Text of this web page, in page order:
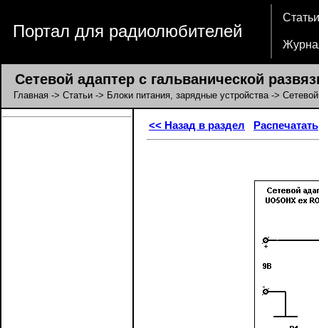
Портал для радиолюбителей
Статьи
Сетевой адаптер с гальванической
Главная -> Статьи -> Блоки питания, зарядные устройства-> Сетевой
<< Назад в раздел Распечатать